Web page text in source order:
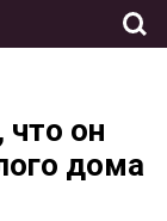
он
дома